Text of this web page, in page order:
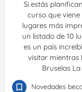
Si estás
curso que
lugares más
un listado de 10
es un país
visitar mientras
Bruselas
Novedades